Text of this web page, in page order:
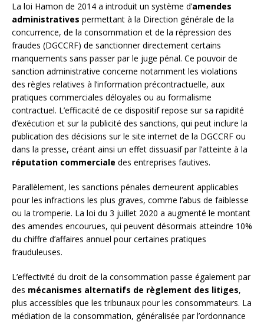
La loi Hamon de 2014 a introduit un système d’amendes
administratives permettant à la Direction générale de la
concurrence, de la consommation et de la répression des
fraudes (DGCCRF) de sanctionner directement certains
manquements sans passer par le juge pénal. Ce pouvoir de
sanction administrative concerne notamment les violations
des règles relatives à l’information précontractuelle, aux
pratiques commerciales déloyales ou au formalisme
contractuel. L’efficacité de ce dispositif repose sur sa rapidité
d’exécution et sur la publicité des sanctions, qui peut inclure la
publication des décisions sur le site internet de la DGCCRF ou
dans la presse, créant ainsi un effet dissuasif par l’atteinte à la
réputation commerciale des entreprises fautives.
Parallèlement, les sanctions pénales demeurent applicables
pour les infractions les plus graves, comme l’abus de faiblesse
ou la tromperie. La loi du 3 juillet 2020 a augmenté le montant
des amendes encourues, qui peuvent désormais atteindre 10%
du chiffre d’affaires annuel pour certaines pratiques
frauduleuses.
L’effectivité du droit de la consommation passe également par
des mécanismes alternatifs de règlement des litiges,
plus accessibles que les tribunaux pour les consommateurs. La
médiation de la consommation, généralisée par l’ordonnance